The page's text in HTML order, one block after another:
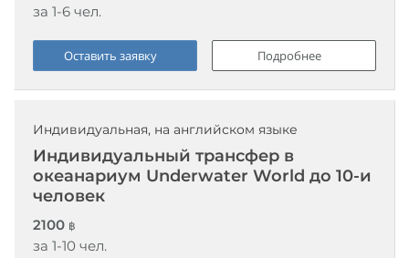
за 1-6 чел.
Оставить заявку Подробнее
Индивидуальная, на английском языке
Индивидуальный трансфер в
океанариум Underwater World до 10-и
человек
2100 ฿
за 1-10 чел.